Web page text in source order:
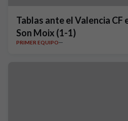
Tablas ante el Valencia
Son Moix (1-1)
PRIMER EQUIPO